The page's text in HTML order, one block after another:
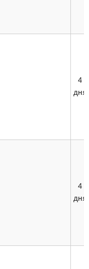
4
дня
4
дня